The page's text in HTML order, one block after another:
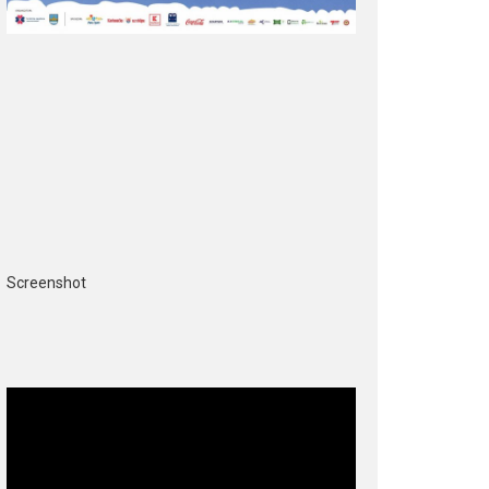
Screenshot